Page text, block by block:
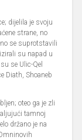
dijelila je svoju
strane, no
se suprotstavili
su napad u
se Ulic-Qel
Diath, Shoaneb
oteo ga je zli
tamnoj
držano je na